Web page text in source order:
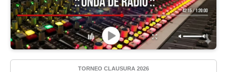
TORNEO CLAUSURA 2026